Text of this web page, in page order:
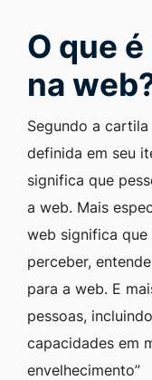
O que
na
Segundo a
definida em seu
significa que
a web. Mais
web significa
perceber,
para a web. E
pessoas,
capacidades em
envelhecimento”